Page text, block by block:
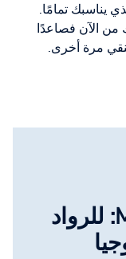
يناسبك تمامًا.
من الآن فصاعدًا
مرة أخرى.
تطبيق MISTER SIZE: للرواد